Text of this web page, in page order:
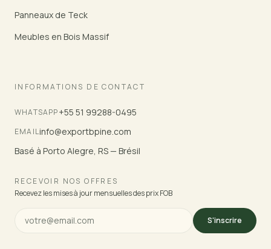
Panneaux de Teck
Meubles en Bois Massif
INFORMATIONS DE CONTACT
WHATSAPP+55 51 99288-0495
EMAILinfo@exportbpine.com
Basé à Porto Alegre, RS — Brésil
RECEVOIR NOS OFFRES
Recevez les mises à jour mensuelles des prix FOB
S'inscrire